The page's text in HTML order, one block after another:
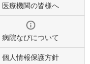
医療機関の皆様へ
病院なびについて
個人情報保護方針